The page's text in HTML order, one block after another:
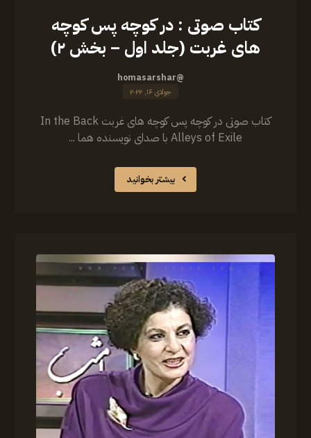
کتاب صوتی : در کوچه پس کوچه
های غربت (جلد اول – بخش ۲)
@homasarshar
جولای ۱۶, ۲۰۲۲
کتاب صوتی در کوچه پس کوچه های غربت In the Back
Alleys of Exile با صدای نویسنده هما ...
بیشتر بخوانید